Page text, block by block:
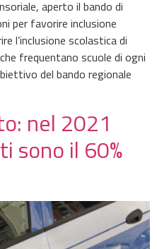
aperto il bando di
per favorire inclusione
l’inclusione scolastica di
frequentano scuole di ogni
del bando regionale
nel 2021
sono il 60%